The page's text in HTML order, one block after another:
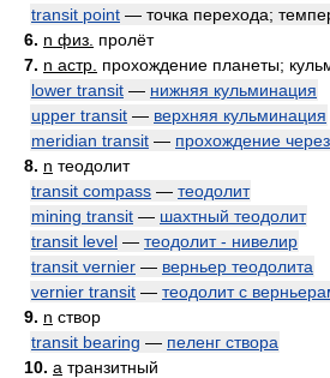
transit point — точка перехода;
6. n физ. пролёт
7. n астр. прохождение планеты;
lower transit — нижняя кульминация
upper transit — верхняя кульминация
meridian transit — прохождение
8. n теодолит
transit compass — теодолит
mining transit — шахтный теодолит
transit level — теодолит - нивелир
transit vernier — верньер теодолита
vernier transit — теодолит с
9. n створ
transit bearing — пеленг створа
10. a транзитный